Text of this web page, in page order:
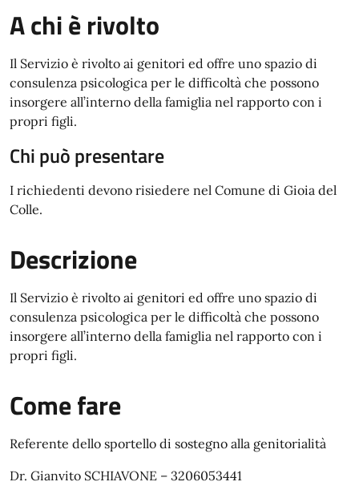
A chi è rivolto
Il Servizio è rivolto ai genitori ed offre uno spazio di
consulenza psicologica per le difficoltà che possono
insorgere all’interno della famiglia nel rapporto con i
propri figli.
Chi può presentare
I richiedenti devono risiedere nel Comune di Gioia del
Colle.
Descrizione
Il Servizio è rivolto ai genitori ed offre uno spazio di
consulenza psicologica per le difficoltà che possono
insorgere all’interno della famiglia nel rapporto con i
propri figli.
Come fare
Referente dello sportello di sostegno alla genitorialità
Dr. Gianvito SCHIAVONE – 3206053441